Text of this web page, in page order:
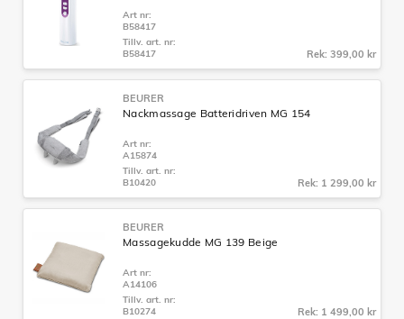
Art nr:
B58417
Tillv. art. nr:
B58417
Rek: 399,00 kr
BEURER
Nackmassage Batteridriven MG 154
Art nr:
A15874
Tillv. art. nr:
B10420
Rek: 1 299,00 kr
BEURER
Massagekudde MG 139 Beige
Art nr:
A14106
Tillv. art. nr:
B10274
Rek: 1 499,00 kr